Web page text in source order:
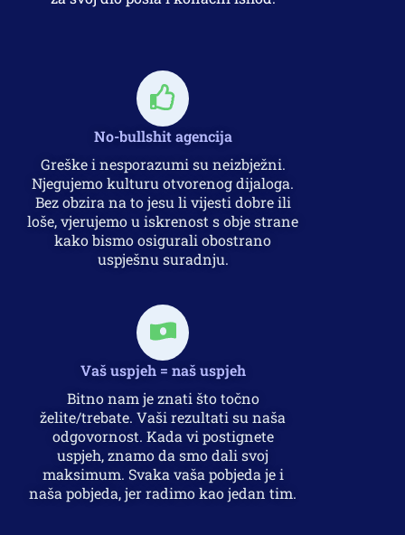
No-bullshit agencija
Greške i nesporazumi su neizbježni.
Njegujemo kulturu otvorenog dijaloga.
Bez obzira na to jesu li vijesti dobre ili
loše, vjerujemo u iskrenost s obje strane
kako bismo osigurali obostrano
uspješnu suradnju.
Vaš uspjeh = naš uspjeh
Bitno nam je znati što točno
želite/trebate. Vaši rezultati su naša
odgovornost. Kada vi postignete
uspjeh, znamo da smo dali svoj
maksimum. Svaka vaša pobjeda je i
naša pobjeda, jer radimo kao jedan tim.